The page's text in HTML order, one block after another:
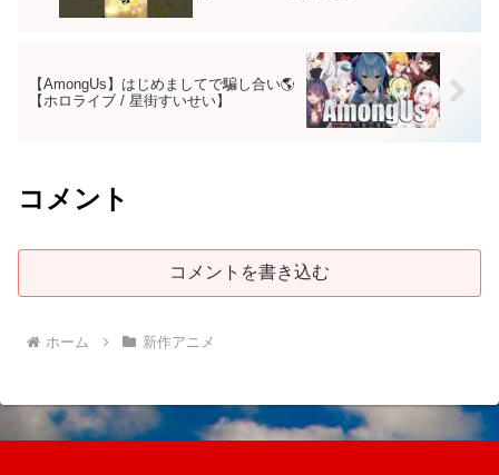
【AmongUs】はじめましてで騙し合い🌎
【ホロライブ / 星街すいせい】
コメント
コメントを書き込む
ホーム 新作アニメ